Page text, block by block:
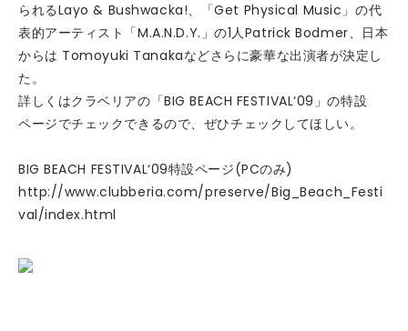
られるLayo & Bushwacka!、「Get Physical Music」の代
表的アーティスト「M.A.N.D.Y.」の1人Patrick Bodmer、日本
からは Tomoyuki Tanakaなどさらに豪華な出演者が決定し
た。
詳しくはクラベリアの「BIG BEACH FESTIVAL‘09」の特設
ページでチェックできるので、ぜひチェックしてほしい。
BIG BEACH FESTIVAL‘09特設ページ(PCのみ)
http://www.clubberia.com/preserve/Big_Beach_Festi
val/index.html